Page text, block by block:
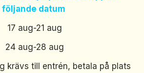
följande datum
17 aug-21 aug
24 aug-28 aug
krävs till entrén, betala på plats